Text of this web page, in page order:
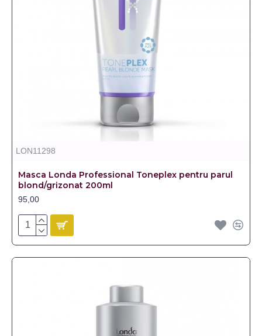
LON11298
Masca Londa Professional Toneplex pentru parul
blond/grizonat 200ml
95,00